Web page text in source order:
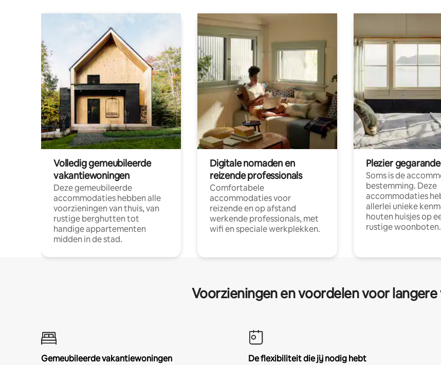
Volledig gemeubileerde
vakantiewoningen
Deze gemeubileerde
accommodaties hebben alle
voorzieningen van thuis, van
rustige berghutten tot
handige appartementen
midden in de stad.
Digitale nomaden en
reizende professionals
Comfortabele
accommodaties voor
reizende en op afstand
werkende professionals, met
wifi en speciale werkplekken.
Plezier
Soms is de
bestemming. Deze
accommodaties
allerlei unieke
houten huisjes op
rustige woonboten.
Voorzieningen en voordelen voor
Gemeubileerde vakantiewoningen
De flexibiliteit die jij nodig hebt